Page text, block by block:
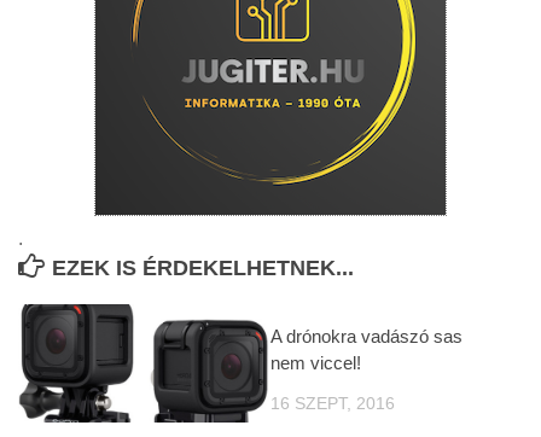
.
EZEK IS ÉRDEKELHETNEK...
A drónokra vadászó sas
nem viccel!
16 SZEPT, 2016